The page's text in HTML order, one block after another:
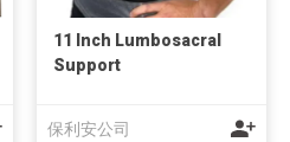
11 Inch Lumbosacral
Support
保利安公司